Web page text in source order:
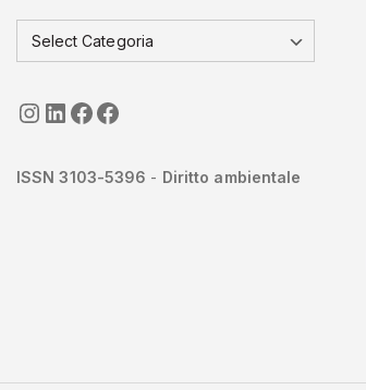
seguici
LinkedIn
ISGI-CNRSapienza
ISSN 3103-5396 - Diritto ambientale